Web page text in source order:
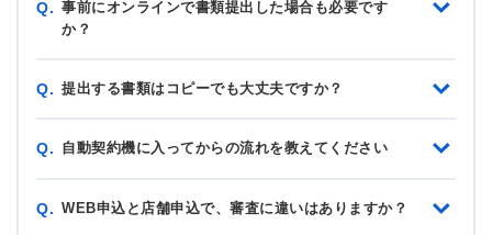
Q. 事前にオンラインで書類提出した場合も必要です
か？
Q. 提出する書類はコピーでも大丈夫ですか？
Q. 自動契約機に入ってからの流れを教えてください
Q. WEB申込と店舗申込で、審査に違いはありますか？